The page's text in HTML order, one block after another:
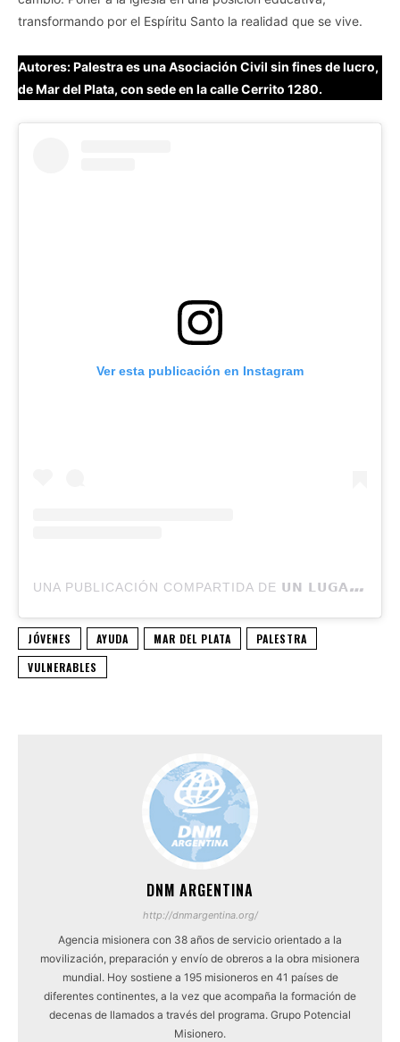
transformando por el Espíritu Santo la realidad que se vive.
Autores: Palestra es una Asociación Civil sin fines de lucro,
de Mar del Plata, con sede en la calle Cerrito 1280.
Ver esta publicación en Instagram
U
NA PUBLICACIÓN COMPARTIDA DE 𝗨𝗡 𝗟𝗨𝗚𝗔𝗥 𝗗𝗘 𝗘𝗡𝗧𝗥𝗘𝗡𝗔𝗠𝗜𝗘𝗡𝗧𝗢 (@PALESTRA.ONG)
JÓVENES AYUDA MAR DEL PLATA
PALESTRA
VULNERABLES
DNM ARGENTINA
http://dnmargentina.org/
Agencia misionera con 38 años de servicio orientado a la
movilización, preparación y envío de obreros a la obra misionera
mundial. Hoy sostiene a 195 misioneros en 41 países de
diferentes continentes, a la vez que acompaña la formación de
decenas de llamados a través del programa. Grupo Potencial
Misionero.